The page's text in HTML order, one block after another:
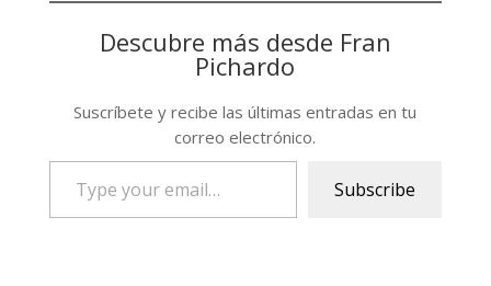
Descubre más desde Fran
Pichardo
Suscríbete y recibe las últimas entradas en tu
correo electrónico.
email…
Subscribe